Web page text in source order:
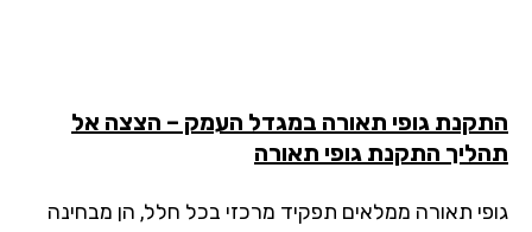
גופי תאורה במגדל העמק – הצצה אל
התקנת גופי תאורה
תאורה ממלאים תפקיד מרכזי בכל חלל, הן מבחינה